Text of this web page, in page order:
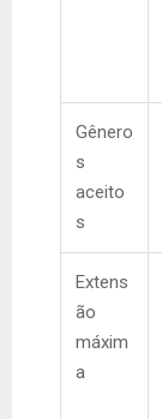
Gênero
s
aceito
s
Extens
ão
máxim
a